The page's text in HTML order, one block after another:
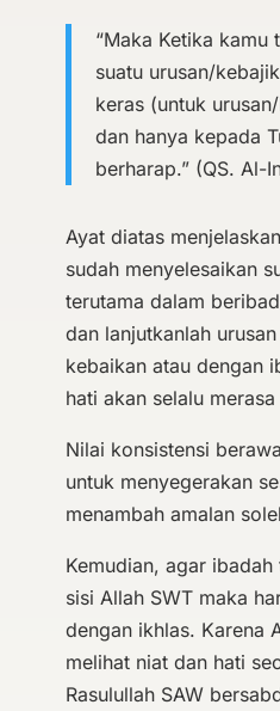
“Maka Ketika kamu
suatu urusan/
keras (untuk
dan hanya kepada
berharap.” (QS. Al-
Ayat diatas
sudah menyelesaikan
terutama dalam
dan lanjutkanlah
kebaikan atau dengan
hati akan selalu
Nilai konsistensi
untuk menyegerakan
menambah amalan
Kemudian, agar
sisi Allah SWT maka
dengan ikhlas. Karena
melihat niat dan hati
Rasulullah SAW